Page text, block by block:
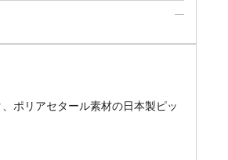
ポリアセタール素材の日本製ピッ